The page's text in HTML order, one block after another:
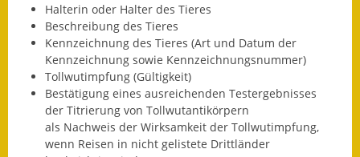
Wagner-Werkstatt
Informationsbroschüre
Lärmaktionsplan
Leichte Sprache
Halterin oder Halter des Tieres
Beschreibung des Tieres
Kennzeichnung des Tieres (Art und Datum der
Kennzeichnung sowie Kennzeichnungsnummer)
Tollwutimpfung(Gültigkeit)
Bestätigung eines ausreichenden Testergebnisses
der Titrierung von Tollwutantikörpern
als Nachweis der Wirksamkeit der Tollwutimpfung,
wenn Reisen in nicht gelistete Drittländer